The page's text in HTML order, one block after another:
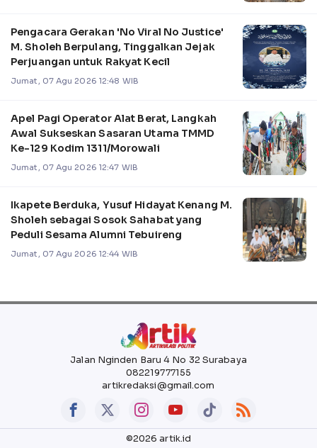
Pengacara Gerakan 'No Viral No Justice'
M. Sholeh Berpulang, Tinggalkan Jejak
Perjuangan untuk Rakyat Kecil
Jumat, 07 Agu 2026 12:48 WIB
Apel Pagi Operator Alat Berat, Langkah
Awal Sukseskan Sasaran Utama TMMD
Ke-129 Kodim 1311/Morowali
Jumat, 07 Agu 2026 12:47 WIB
Ikapete Berduka, Yusuf Hidayat Kenang M.
Sholeh sebagai Sosok Sahabat yang
Peduli Sesama Alumni Tebuireng
Jumat, 07 Agu 2026 12:44 WIB
Jalan Nginden Baru 4 No 32 Surabaya
082219777155
artikredaksi@gmail.com
©2026 artik.id